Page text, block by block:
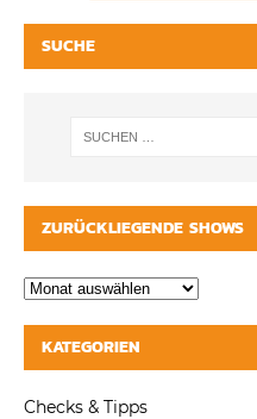
SUCHE
ZURÜCKLIEGENDE SHOWS
KATEGORIEN
Checks & Tipps